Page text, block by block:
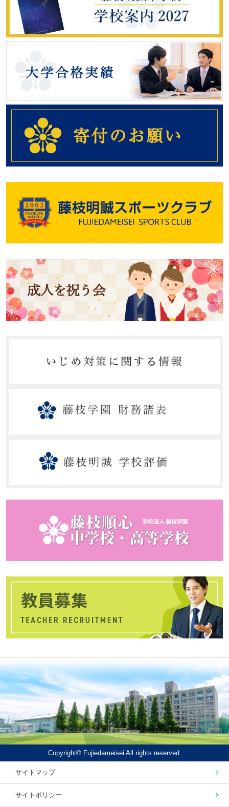
Copyright© Fujiedameisei All rights reserved.
サイトマップ
サイトポリシー